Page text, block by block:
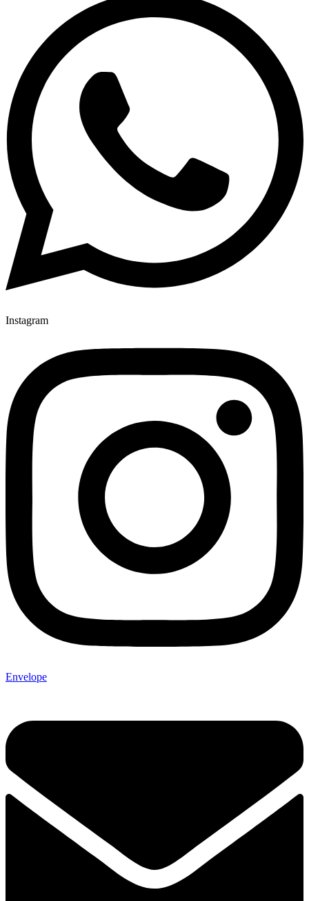
Instagram
Envelope